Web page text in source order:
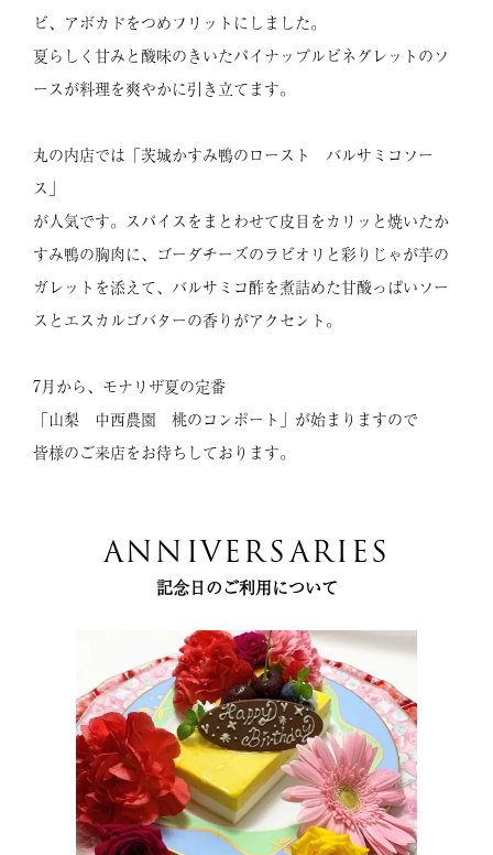
ビ、アボカドをつめフリットにしました。
夏らしく甘みと酸味のきいたパイナップルビネグレットのソ
ースが料理を爽やかに引き立てます。
丸の内店では「茨城かすみ鴨のロースト バルサミコソー
ス」
が人気です。スパイスをまとわせて皮目をカリッと焼いたか
すみ鴨の胸肉に、ゴーダチーズのラビオリと彩りじゃが芋の
ガレットを添えて、バルサミコ酢を煮詰めた甘酸っぱいソー
スとエスカルゴバターの香りがアクセント。
7月から、モナリザ夏の定番
「山梨 中西農園 桃のコンポート」が始まりますので
皆様のご来店をお待ちしております。
ANNIVERSARIES
記念日のご利用について